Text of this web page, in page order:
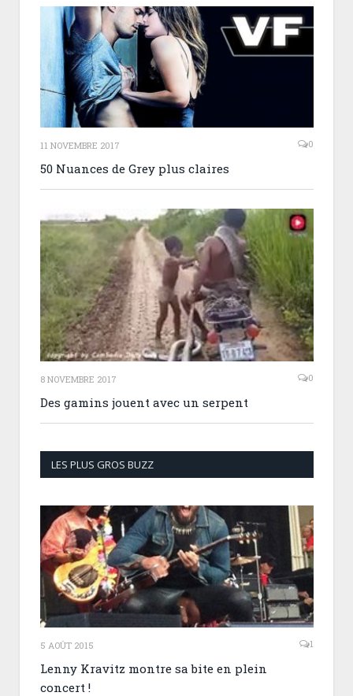
11 NOVEMBRE 2017 0
50 Nuances de Grey plus claires
8 NOVEMBRE 2017 0
Des gamins jouent avec un serpent
LES PLUS GROS BUZZ
5 AOÛT 2015 1
Lenny Kravitz montre sa bite en plein
concert !